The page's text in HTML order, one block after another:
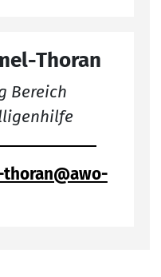
Thoran
Bereich